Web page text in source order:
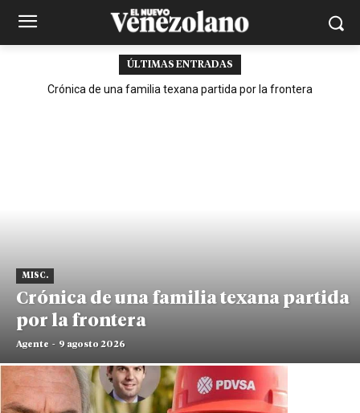
ÚLTIMAS ENTRADAS
Crónica de una familia texana partida por la frontera
MISC.
Crónica de una familia texana partida
por la frontera
Agente - 9 agosto 2026